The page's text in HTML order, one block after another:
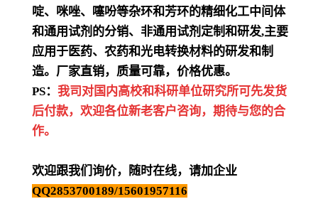
啶、咪唑、噻吩等杂环和芳环的精细化工中间体
和通用试剂的分销、非通用试剂定制和研发,主要
应用于医药、农药和光电转换材料的研发和制
造。厂家直销，质量可靠，价格优惠。
PS： 我司对国内高校和科研单位研究所可先发货
后付款，欢迎各位新老客户咨询，期待与您的合
作。
欢迎跟我们询价，随时在线，请加企业
QQ2853700189/15601957116